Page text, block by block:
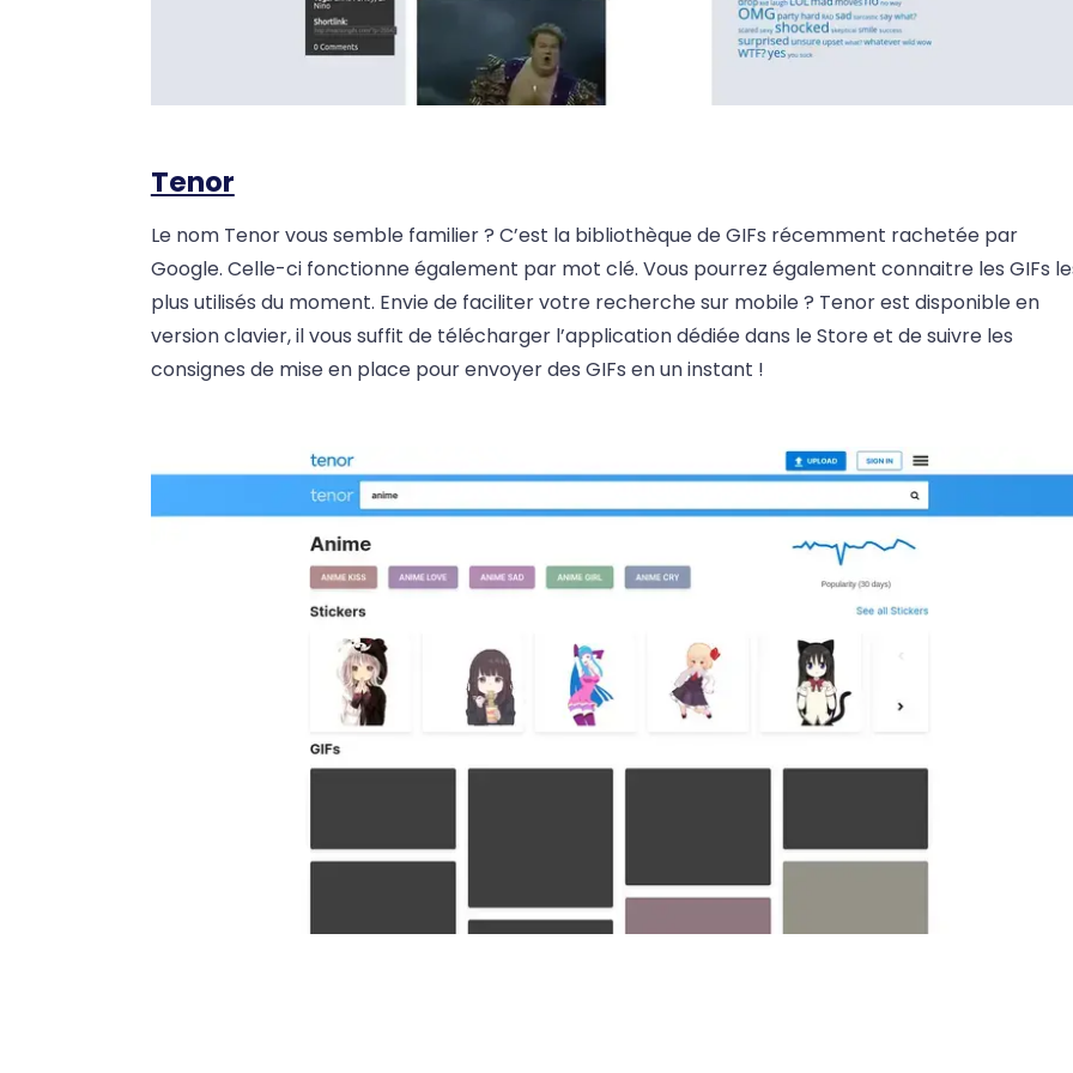
Tenor
Le nom Tenor vous semble familier ? C’est la bibliothèque de GIFs récemment rachetée par
Google. Celle-ci fonctionne également par mot clé. Vous pourrez également connaitre les GIFs
plus utilisés du moment. Envie de faciliter votre recherche sur mobile ? Tenor est disponible en
version clavier, il vous suffit de télécharger l’application dédiée dans le Store et de suivre les
consignes de mise en place pour envoyer des GIFs en un instant !